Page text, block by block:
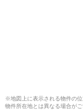
※地図上に表示される物件の
物件所在地とは異なる場合がご